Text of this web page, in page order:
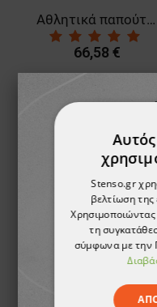
Αθλητικά παπούτσια SANTIAGO BROWN
66,58 €
Πλεκτά γάντια CONTRA ESD
Stenso.gr
βελτίωση
τη
σύμφωνα με την